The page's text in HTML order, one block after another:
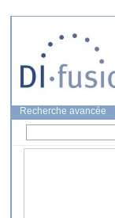
Recherche avancée